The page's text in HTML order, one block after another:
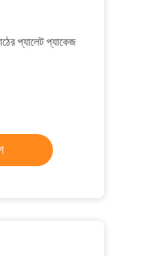
প্যালেট প্যাকেজ